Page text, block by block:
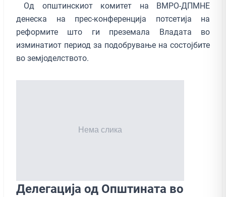
Oд општинскиот комитет на ВМРО-ДПМНЕ
денеска на прес-конференција потсетија на
реформите што ги преземала Владата во
изминатиот период за подобрување на состојбите
во земјоделството.
Делегација од Општината во